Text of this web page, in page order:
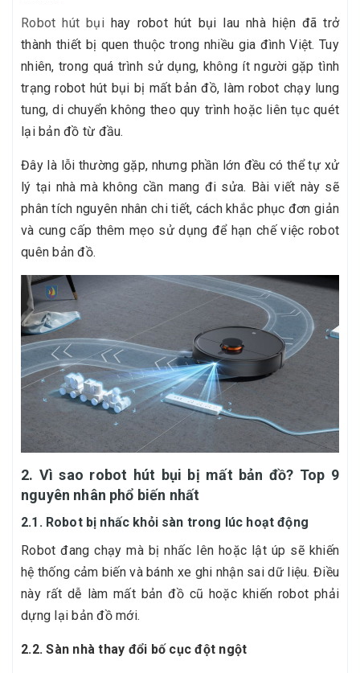
Robot hút bụi hay robot hút bụi lau nhà hiện đã trở
thành thiết bị quen thuộc trong nhiều gia đình Việt. Tuy
nhiên, trong quá trình sử dụng, không ít người gặp tình
trạng robot hút bụi bị mất bản đồ, làm robot chạy lung
tung, di chuyển không theo quy trình hoặc liên tục quét
lại bản đồ từ đầu.
Đây là lỗi thường gặp, nhưng phần lớn đều có thể tự xử
lý tại nhà mà không cần mang đi sửa. Bài viết này sẽ
phân tích nguyên nhân chi tiết, cách khắc phục đơn giản
và cung cấp thêm mẹo sử dụng để hạn chế việc robot
quên bản đồ.
2. Vì sao robot hút bụi bị mất bản đồ? Top 9
nguyên nhân phổ biến nhất
2.1. Robot bị nhấc khỏi sàn trong lúc hoạt động
Robot đang chạy mà bị nhấc lên hoặc lật úp sẽ khiến
hệ thống cảm biến và bánh xe ghi nhận sai dữ liệu. Điều
này rất dễ làm mất bản đồ cũ hoặc khiến robot phải
dựng lại bản đồ mới.
2.2. Sàn nhà thay đổi bố cục đột ngột